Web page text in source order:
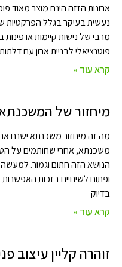
ארונות הזזה הינם מוצר מאוד
נעשית בעיקר בגלל הפרקטיות
מרבי של נישות קיימות או
פוטנציאלי לבניית ארון עם
קרא עוד »
מיחזור של
מה זה מיחזור משכנתא ישנם
משכנתא, אחרי שחותמים על
הנושא הזה חתום וגמור.
ופתוח לשינויים בזכות
בדיוק
קרא עוד »
זוהרה קליין עיצוב